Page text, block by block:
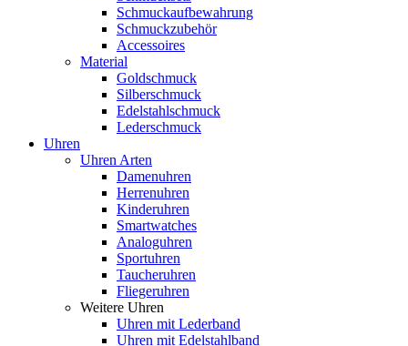
Schmuckaufbewahrung
Schmuckzubehör
Accessoires
Material
Goldschmuck
Silberschmuck
Edelstahlschmuck
Lederschmuck
Uhren
Uhren Arten
Damenuhren
Herrenuhren
Kinderuhren
Smartwatches
Analoguhren
Sportuhren
Taucheruhren
Fliegeruhren
Weitere Uhren
Uhren mit Lederband
Uhren mit Edelstahlband